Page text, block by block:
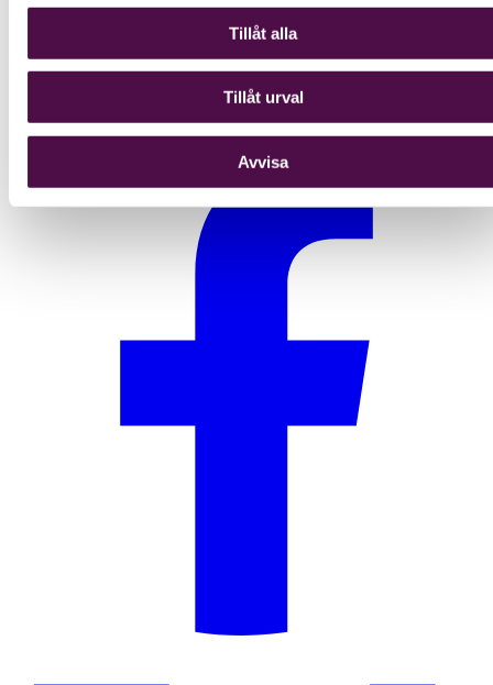
Tillåt alla
Tillåt urval
Avvisa
Långtgående konsekvenser för näringslivet
Tomten – var är du?
Distans, hybrid eller traditionell arbetsplats – dags att välja